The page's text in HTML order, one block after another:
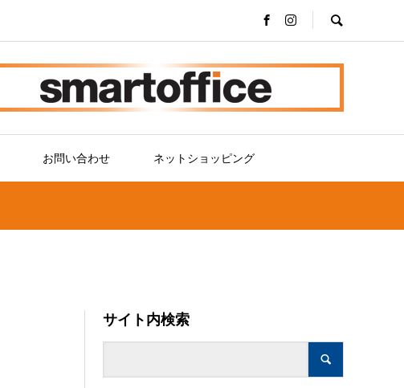
お問い合わせ ネットショッピング
サイト内検索